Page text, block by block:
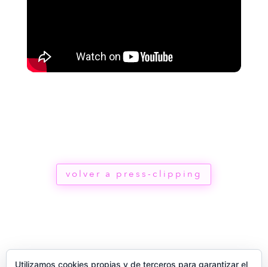
volver a press-clipping
Utilizamos cookies propias y de terceros para garantizar el